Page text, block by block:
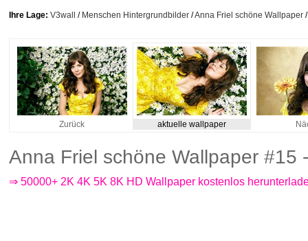
Ihre Lage: V3wall / Menschen Hintergrundbilder /Anna Friel schöne Wallpaper
Zurück aktuelle wallpaper
Anna Friel schöne Wallpaper #15
⇒ 50000+ 2K 4K 5K 8K HD Wallpaper kostenlos